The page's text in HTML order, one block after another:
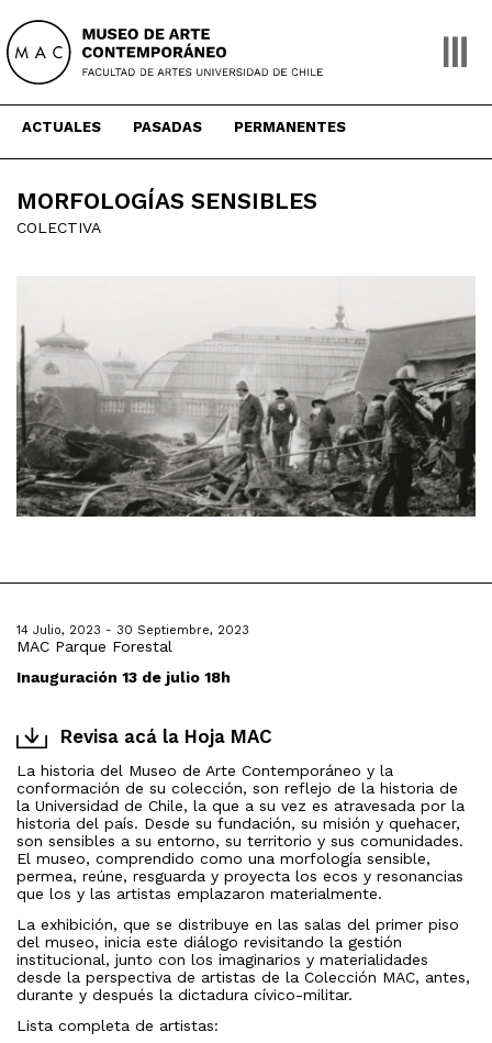
content
ACTUALES PASADAS PERMANENTES
MORFOLOGÍAS SENSIBLES
COLECTIVA
14 Julio, 2023 - 30 Septiembre, 2023
MAC Parque Forestal
Inauguración 13 de julio 18h
Revisa acá la Hoja MAC
La historia del Museo de Arte Contemporáneo y la
conformación de su colección, son reflejo de la historia de
la Universidad de Chile, la que a su vez es atravesada por la
historia del país. Desde su fundación, su misión y quehacer,
son sensibles a su entorno, su territorio y sus comunidades.
El museo, comprendido como una morfología sensible,
permea, reúne, resguarda y proyecta los ecos y resonancias
que los y las artistas emplazaron materialmente.
La exhibición, que se distribuye en las salas del primer piso
del museo, inicia este diálogo revisitando la gestión
institucional, junto con los imaginarios y materialidades
desde la perspectiva de artistas de la Colección MAC, antes,
durante y después la dictadura cívico-militar.
Lista completa de artistas: